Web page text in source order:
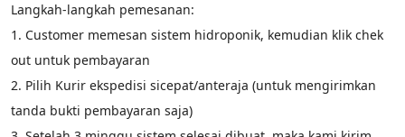
Langkah-langkah pemesanan:
1. Customer memesan sistem hidroponik, kemudian klik chek
out untuk pembayaran
2. Pilih Kurir ekspedisi sicepat/anteraja (untuk mengirimkan
tanda bukti pembayaran saja)